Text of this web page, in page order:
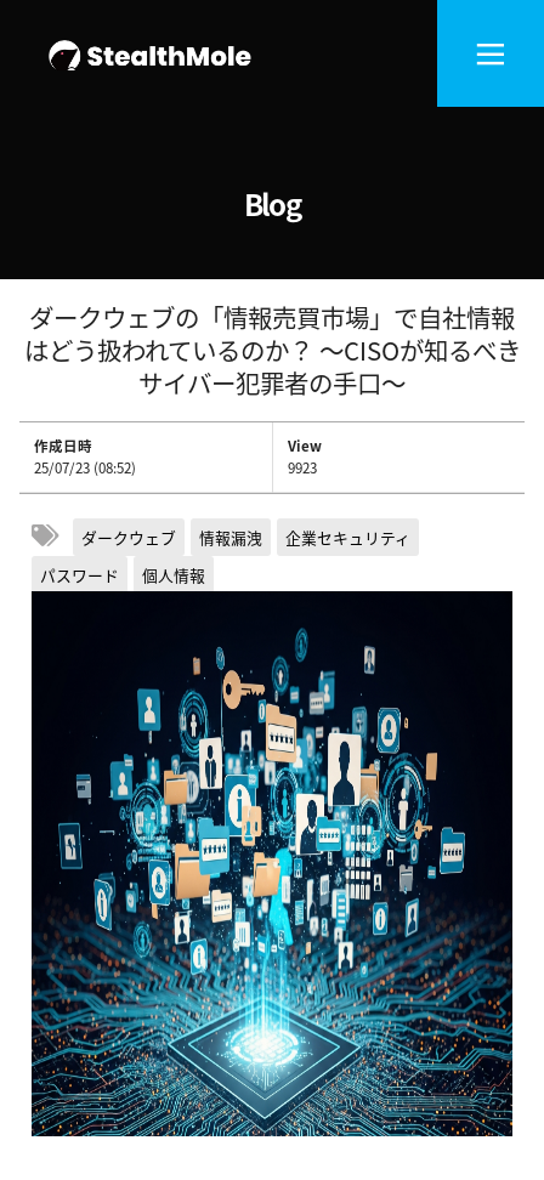
Blog
ダークウェブの「情報売買市場」で自社情報
はどう扱われているのか？ ～CISOが知るべき
サイバー犯罪者の手口～
作成日時
25/07/23 (08:52)
View
9923
ダークウェブ 情報漏洩
企業セキュリティ
パスワード
個人情報